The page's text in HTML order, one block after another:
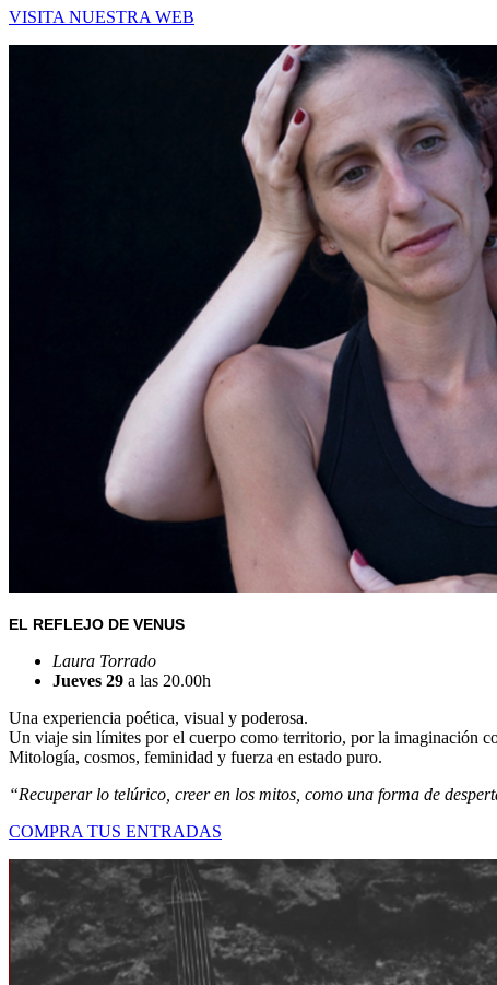
VISITA NUESTRA WEB
EL REFLEJO DE VENUS
Laura Torrado
Jueves 29 a las 20.00h
Una experiencia poética, visual y poderosa.
Un viaje sin límites por el cuerpo como territorio, por la imaginación
Mitología, cosmos, feminidad y fuerza en estado puro.
“Recuperar lo telúrico, creer en los mitos, como una forma de
COMPRA TUS ENTRADAS